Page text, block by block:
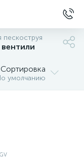
пескоструя
Сортировка
умолчанию